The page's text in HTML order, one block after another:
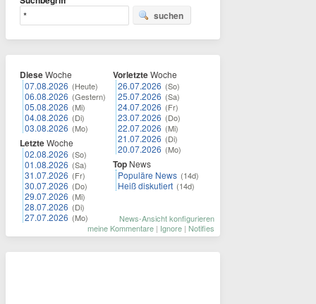
suchen
DieseWoche
07.08.2026 (Heute)
06.08.2026 (Gestern)
05.08.2026 (Mi)
04.08.2026 (Di)
03.08.2026 (Mo)
LetzteWoche
02.08.2026 (So)
01.08.2026 (Sa)
31.07.2026 (Fr)
30.07.2026 (Do)
29.07.2026 (Mi)
28.07.2026 (Di)
27.07.2026 (Mo)
VorletzteWoche
26.07.2026 (So)
25.07.2026 (Sa)
24.07.2026 (Fr)
23.07.2026 (Do)
22.07.2026 (Mi)
21.07.2026 (Di)
20.07.2026 (Mo)
Top News
Populäre News (14d)
Heiß diskutiert (14d)
News-Ansicht konfigurieren
meine Kommentare | Ignore | Notifies